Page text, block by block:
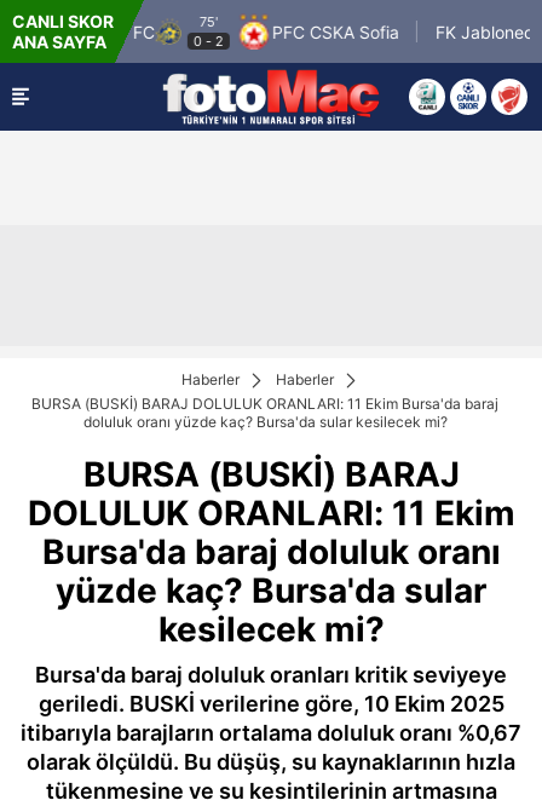
CANLI SKOR
ANA SAYFA
Tel Aviv FC
75'
0- 2 PFC CSKA Sofia FK Jablonec
Haberler
Haberler
BURSA (BUSKİ) BARAJ DOLULUK ORANLARI: 11 Ekim Bursa'da baraj
doluluk oranı yüzde kaç? Bursa'da sular kesilecek mi?
BURSA (BUSKİ) BARAJ
DOLULUK ORANLARI: 11 Ekim
Bursa'da baraj doluluk oranı
yüzde kaç? Bursa'da sular
kesilecek mi?
Bursa'da baraj doluluk oranları kritik seviyeye
geriledi. BUSKİ verilerine göre, 10 Ekim 2025
itibarıyla barajların ortalama doluluk oranı %0,67
olarak ölçüldü. Bu düşüş, su kaynaklarının hızla
tükenmesine ve su kesintilerinin artmasına